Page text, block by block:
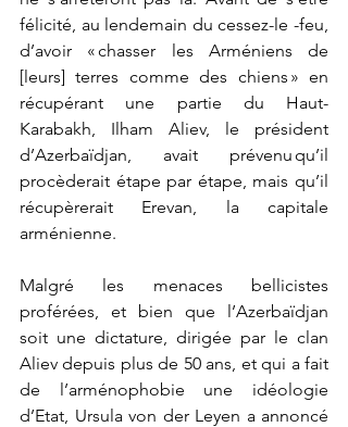
félicité, au lendemain du cessez-le -feu,
d’avoir « chasser les Arméniens de
[leurs] terres comme des chiens » en
récupérant une partie du Haut-
Karabakh, Ilham Aliev, le président
d’Azerbaïdjan, avait prévenu qu’il
procèderait étape par étape, mais qu’il
récupèrerait Erevan, la capitale
arménienne.
Malgré les menaces bellicistes
proférées, et bien que l’Azerbaïdjan
soit une dictature, dirigée par le clan
Aliev depuis plus de 50 ans, et qui a fait
de l’arménophobie une idéologie
d’Etat, Ursula von der Leyen a annoncé